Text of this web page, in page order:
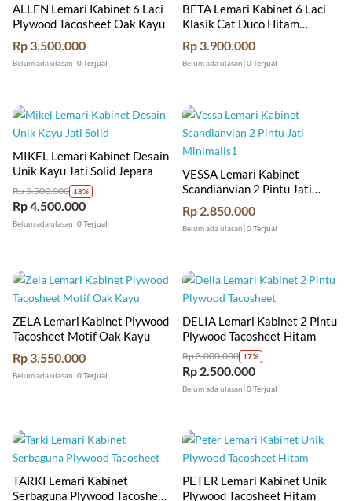
ALLEN Lemari Kabinet 6 Laci
Plywood Tacosheet Oak Kayu
Rp 3.500.000
Belum ada ulasan 0 Terjual
BETA Lemari Kabinet 6 Laci
Klasik Cat Duco Hitam
Modern
Rp 3.900.000
Belum ada ulasan 0 Terjual
MIKEL Lemari Kabinet Desain
Unik Kayu Jati Solid Jepara
Rp5.500.000 18%
Rp4.500.000
Belum ada ulasan 0 Terjual
VESSA Lemari Kabinet
Scandianvian 2 Pintu Jati
Minimalis
Rp 2.850.000
Belum ada ulasan 0 Terjual
ZELA Lemari Kabinet Plywood
Tacosheet Motif Oak Kayu
Rp 3.550.000
Belum ada ulasan 0 Terjual
DELIA Lemari Kabinet 2 Pintu
Plywood Tacosheet Hitam
Rp3.000.000 17%
Rp 2.500.000
Belum ada ulasan 0 Terjual
TARKI Lemari Kabinet
Serbaguna Plywood Tacosheet
PETER Lemari Kabinet Unik
Plywood Tacosheet Hitam